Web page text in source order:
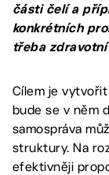
části čelí a
konkrétních
třeba
Cílem je
bude se v něm
samospráva
struktury. Na
efektivněji